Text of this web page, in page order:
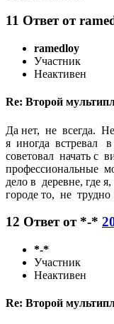
11 Ответ от
ramedloy
Участник
Неактивен
Re: Второй
Да нет, не всегда.
я иногда встревал
советовал начать с
профессиональные
дело в деревне,
городе то, не
12 Ответ от *-*
*-*
Участник
Неактивен
Re: Второй